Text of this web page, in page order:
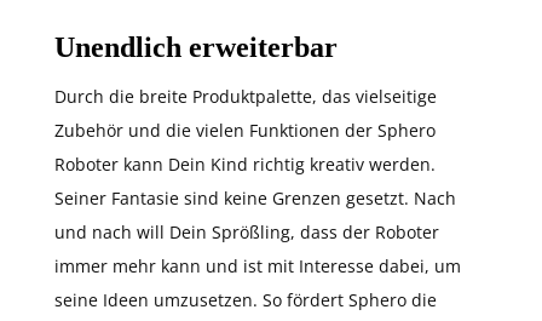
Unendlich erweiterbar
Durch die breite Produktpalette, das vielseitige
Zubehör und die vielen Funktionen der Sphero
Roboter kann Dein Kind richtig kreativ werden.
Seiner Fantasie sind keine Grenzen gesetzt. Nach
und nach will Dein Sprößling, dass der Roboter
immer mehr kann und ist mit Interesse dabei, um
seine Ideen umzusetzen. So fördert Sphero die